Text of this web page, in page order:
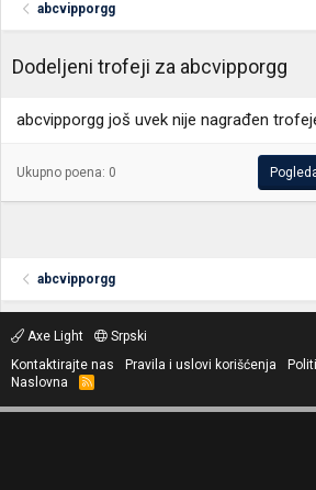
abcvipporgg
Dodeljeni trofeji za abcvipporgg
abcvipporgg još uvek nije nagrađen
Ukupno poena: 0
abcvipporgg
Axe Light
Srpski
Kontaktirajte nas
Pravila i uslovi korišćenja
Naslovna
R
S